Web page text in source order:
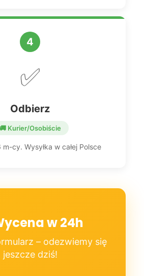
4
✅
Odbierz
🚚 Kurier/Osobiście
cy. Wysyłka w całej Polsce
w 24h
– odezwiemy się
jeszcze dziś!